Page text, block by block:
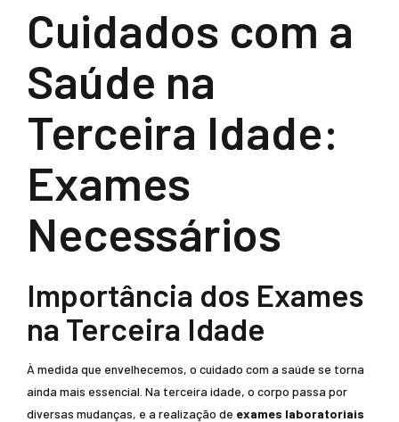
Cuidados com a
Saúde na
Terceira Idade:
Exames
Necessários
Importância dos Exames
na Terceira Idade
À medida que envelhecemos, o cuidado com a saúde se torna
ainda mais essencial. Na terceira idade, o corpo passa por
diversas mudanças, e a realização de exames laboratoriais